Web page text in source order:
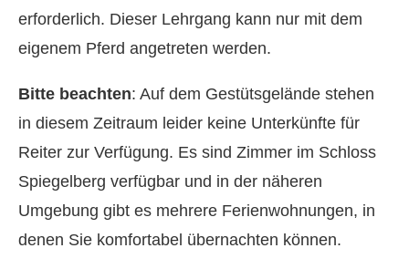
erforderlich. Dieser Lehrgang kann nur mit dem
eigenem Pferd angetreten werden.
Bitte beachten: Auf dem Gestütsgelände stehen
in diesem Zeitraum leider keine Unterkünfte für
Reiter zur Verfügung. Es sind Zimmer im Schloss
Spiegelberg verfügbar und in der näheren
Umgebung gibt es mehrere Ferienwohnungen, in
denen Sie komfortabel übernachten können.